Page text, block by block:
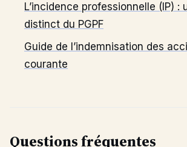
L’incidence professionnelle (IP) :
distinct du PGPF
Guide de l’indemnisation des
courante
Questions fréquentes